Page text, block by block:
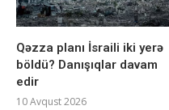
Qəzza planı İsraili iki yerə
böldü? Danışıqlar davam
edir
10 Avqust 2026